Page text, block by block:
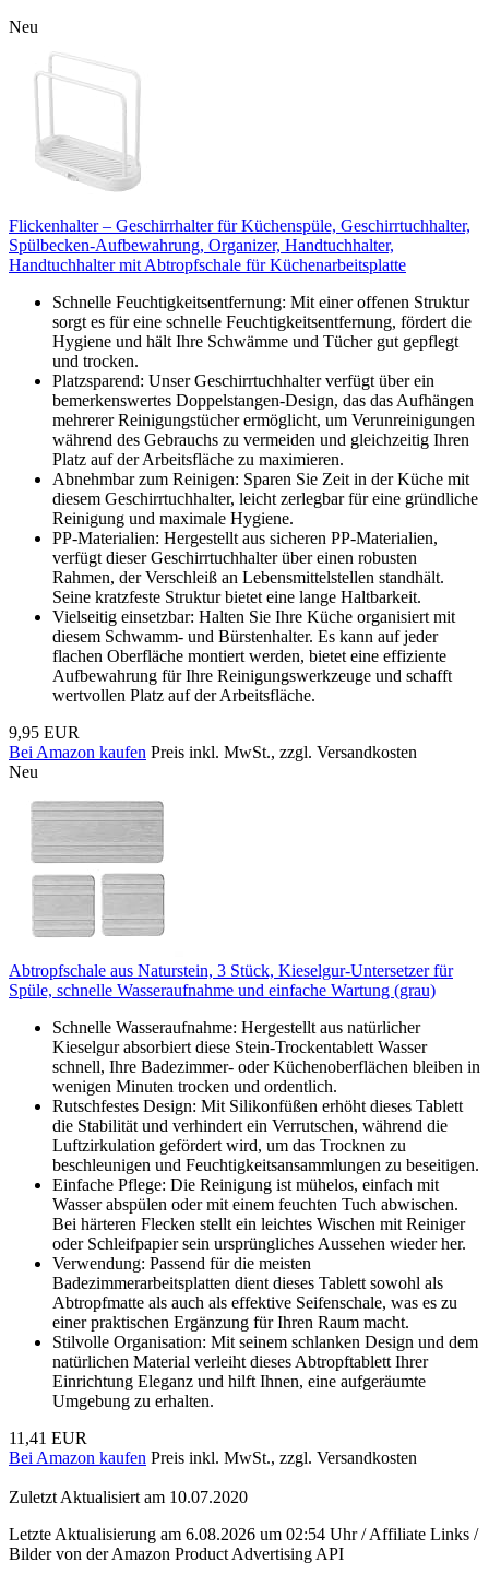
Neu
Flickenhalter – Geschirrhalter für Küchenspüle, Geschirrtuchhalter,
Spülbecken-Aufbewahrung, Organizer, Handtuchhalter,
Handtuchhalter mit Abtropfschale für Küchenarbeitsplatte
Schnelle Feuchtigkeitsentfernung: Mit einer offenen Struktur
sorgt es für eine schnelle Feuchtigkeitsentfernung, fördert die
Hygiene und hält Ihre Schwämme und Tücher gut gepflegt
und trocken.
Platzsparend: Unser Geschirrtuchhalter verfügt über ein
bemerkenswertes Doppelstangen-Design, das das Aufhängen
mehrerer Reinigungstücher ermöglicht, um Verunreinigungen
während des Gebrauchs zu vermeiden und gleichzeitig Ihren
Platz auf der Arbeitsfläche zu maximieren.
Abnehmbar zum Reinigen: Sparen Sie Zeit in der Küche mit
diesem Geschirrtuchhalter, leicht zerlegbar für eine gründliche
Reinigung und maximale Hygiene.
PP-Materialien: Hergestellt aus sicheren PP-Materialien,
verfügt dieser Geschirrtuchhalter über einen robusten
Rahmen, der Verschleiß an Lebensmittelstellen standhält.
Seine kratzfeste Struktur bietet eine lange Haltbarkeit.
Vielseitig einsetzbar: Halten Sie Ihre Küche organisiert mit
diesem Schwamm- und Bürstenhalter. Es kann auf jeder
flachen Oberfläche montiert werden, bietet eine effiziente
Aufbewahrung für Ihre Reinigungswerkzeuge und schafft
wertvollen Platz auf der Arbeitsfläche.
9,95 EUR
Bei Amazon kaufen Preis inkl. MwSt., zzgl. Versandkosten
Neu
Abtropfschale aus Naturstein, 3 Stück, Kieselgur-Untersetzer für
Spüle, schnelle Wasseraufnahme und einfache Wartung (grau)
Schnelle Wasseraufnahme: Hergestellt aus natürlicher
Kieselgur absorbiert diese Stein-Trockentablett Wasser
schnell, Ihre Badezimmer- oder Küchenoberflächen bleiben in
wenigen Minuten trocken und ordentlich.
Rutschfestes Design: Mit Silikonfüßen erhöht dieses Tablett
die Stabilität und verhindert ein Verrutschen, während die
Luftzirkulation gefördert wird, um das Trocknen zu
beschleunigen und Feuchtigkeitsansammlungen zu beseitigen.
Einfache Pflege: Die Reinigung ist mühelos, einfach mit
Wasser abspülen oder mit einem feuchten Tuch abwischen.
Bei härteren Flecken stellt ein leichtes Wischen mit Reiniger
oder Schleifpapier sein ursprüngliches Aussehen wieder her.
Verwendung: Passend für die meisten
Badezimmerarbeitsplatten dient dieses Tablett sowohl als
Abtropfmatte als auch als effektive Seifenschale, was es zu
einer praktischen Ergänzung für Ihren Raum macht.
Stilvolle Organisation: Mit seinem schlanken Design und dem
natürlichen Material verleiht dieses Abtropftablett Ihrer
Einrichtung Eleganz und hilft Ihnen, eine aufgeräumte
Umgebung zu erhalten.
11,41 EUR
Bei Amazon kaufen Preis inkl. MwSt., zzgl. Versandkosten
Zuletzt Aktualisiert am 10.07.2020
Letzte Aktualisierung am 6.08.2026 um 02:54 Uhr / Affiliate Links /
Bilder von der Amazon Product Advertising API